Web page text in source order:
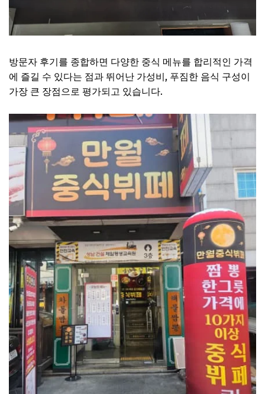
방문자 후기를 종합하면 다양한 중식 메뉴를 합리적인 가격
에 즐길 수 있다는 점과 뛰어난 가성비, 푸짐한 음식 구성이
가장 큰 장점으로 평가되고 있습니다.